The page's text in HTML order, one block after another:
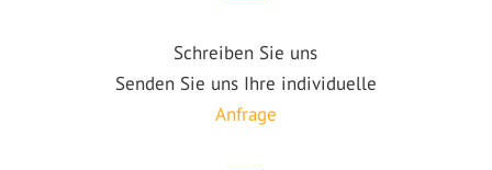
Schreiben Sie uns
Senden Sie uns Ihre individuelle
Anfrage